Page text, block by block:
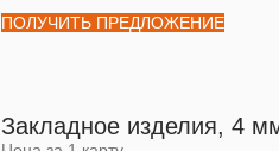
ПОЛУЧИТЬ ПРЕДЛОЖЕНИЕ
Закладное изделия, 4